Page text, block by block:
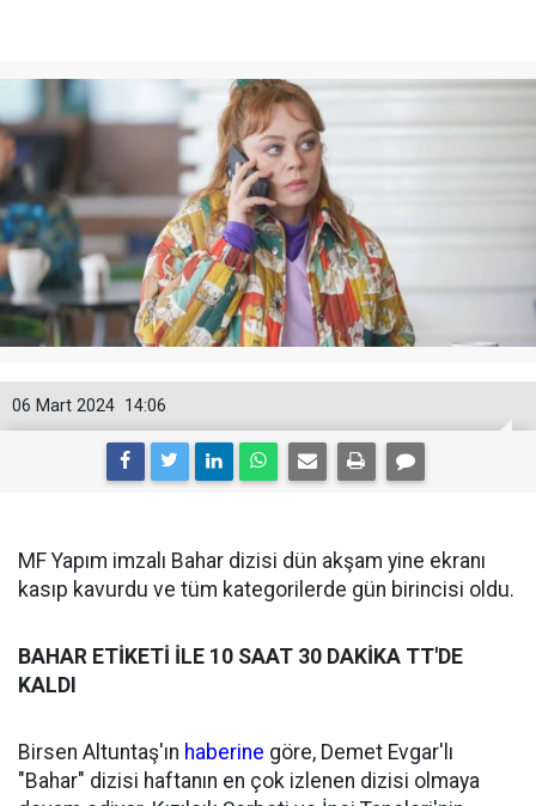
14:06
06 Mart 2024
MF Yapım imzalı Bahar dizisi dün akşam yine ekranı
kasıp kavurdu ve tüm kategorilerde gün birincisi oldu.
BAHAR ETİKETİ İLE 10 SAAT 30 DAKİKA TT'DE
KALDI
Birsen Altuntaş'ın haberine göre, Demet Evgar'lı
"Bahar" dizisi haftanın en çok izlenen dizisi olmaya